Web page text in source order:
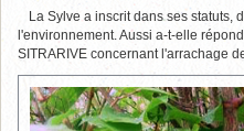
La Sylve a inscrit dans ses statuts,
l'environnement. Aussi a-t-elle
SITRARIVE concernant l'arrachage